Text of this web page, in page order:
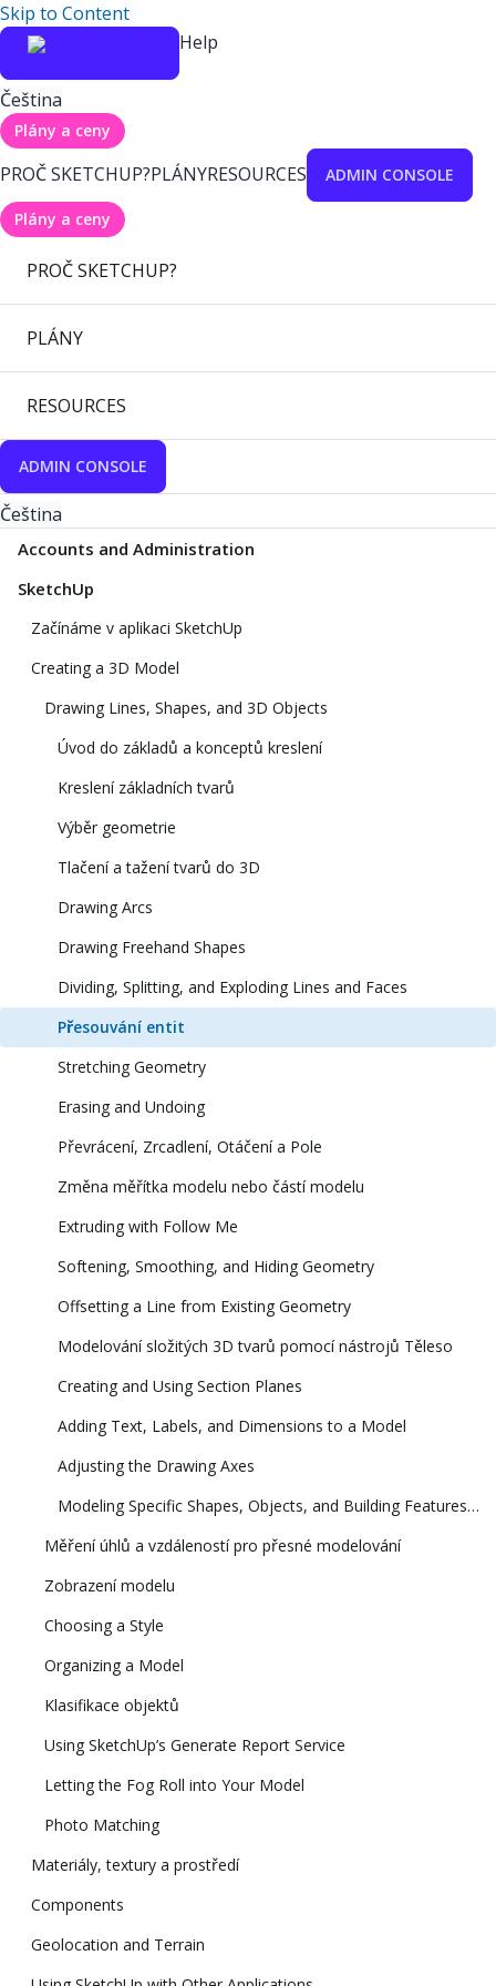
Skip to Content
Help
Čeština
Plány a ceny
PROČ SKETCHUP?PLÁNYRESOURCES ADMIN CONSOLE
Plány a ceny
PROČ SKETCHUP?
PLÁNY
RESOURCES
ADMIN CONSOLE
Čeština
Accounts and Administration
SketchUp
Začínáme v aplikaci SketchUp
Creating a 3D Model
Drawing Lines, Shapes, and 3D Objects
Úvod do základů a konceptů kreslení
Kreslení základních tvarů
Výběr geometrie
Tlačení a tažení tvarů do 3D
Drawing Arcs
Drawing Freehand Shapes
Dividing, Splitting, and Exploding Lines and Faces
Přesouvání entit
Stretching Geometry
Erasing and Undoing
Převrácení, Zrcadlení, Otáčení a Pole
Změna měřítka modelu nebo částí modelu
Extruding with Follow Me
Softening, Smoothing, and Hiding Geometry
Offsetting a Line from Existing Geometry
Modelování složitých 3D tvarů pomocí nástrojů Těleso
Creating and Using Section Planes
Adding Text, Labels, and Dimensions to a Model
Adjusting the Drawing Axes
Modeling Specific Shapes, Objects, and Building Features in 3D
Měření úhlů a vzdáleností pro přesné modelování
Zobrazení modelu
Choosing a Style
Organizing a Model
Klasifikace objektů
Using SketchUp’s Generate Report Service
Letting the Fog Roll into Your Model
Photo Matching
Materiály, textury a prostředí
Components
Geolocation and Terrain